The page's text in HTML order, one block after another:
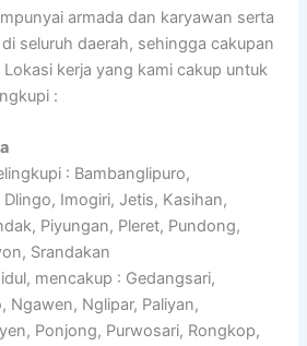
armada dan karyawan serta
seluruh daerah, sehingga cakupan
kerja yang kami cakup untuk
:
: Bambanglipuro,
Imogiri, Jetis, Kasihan,
Piyungan, Pleret, Pundong,
Srandakan
mencakup : Gedangsari,
Ngawen, Nglipar, Paliyan,
Ponjong, Purwosari, Rongkop,